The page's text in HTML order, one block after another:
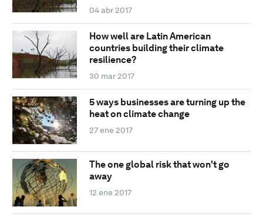
04 abr 2017
How well are Latin American
countries building their climate
resilience?
30 mar 2017
5 ways businesses are turning up the
heat on climate change
27 ene 2017
The one global risk that won't go
away
12 ene 2017